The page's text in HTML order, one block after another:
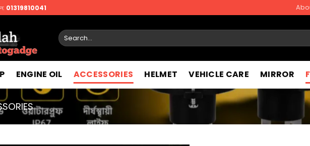
01319810041
Search
for:
ENGINE OIL ACCESSORIES HELMET VEHICLE CARE MIRROR